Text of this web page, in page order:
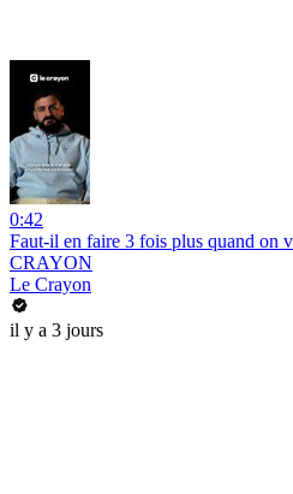
0:42
Faut-il en faire 3 fois plus quand on
CRAYON
Le Crayon
il y a 3 jours